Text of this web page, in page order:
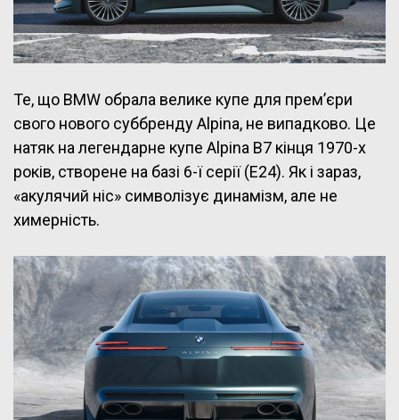
Те, що BMW обрала велике купе для прем’єри
свого нового суббренду Alpina, не випадково. Це
натяк на легендарне купе Alpina B7 кінця 1970-х
років, створене на базі 6-ї серії (E24). Як і зараз,
«акулячий ніс» символізує динамізм, але не
химерність.